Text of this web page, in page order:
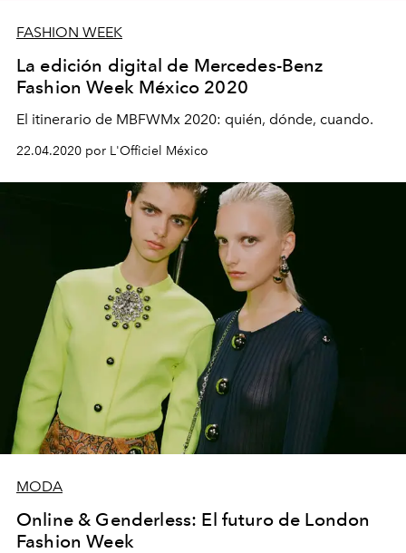
FASHION WEEK
La edición digital de Mercedes-Benz
Fashion Week México 2020
El itinerario de MBFWMx 2020: quién, dónde, cuando.
22.04.2020 por L'Officiel México
MODA
Online & Genderless: El futuro de London
Fashion Week